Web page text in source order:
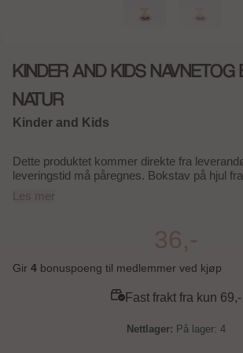
KINDER AND KIDS NAVNETOG
NATUR
Kinder and Kids
Dette produktet kommer direkte fra
leveringstid må påregnes. Bokstav på hjul fra Kinder and Kids
Navnetog serie, natur. Bokstaver er
alfabetet, sammen med et fint lokomotiv og
brukes til å skrive navn eller søte tekster
brukes til å øve på staving. Det er "lek og
å sette et tog med navn på toppen av
bokstav ca.: H: 6,2 x L: 7 x B: 4 cm Materiale:
Kryssfinér/Massivt tre og metall Antall deler:
barn fra 12 måneder Overholder europeisk
Les mer
36,-
Gir 4 bonuspoeng til medlemmer ved kjøp
Fast frakt fra kun 69,-
På lager: 4